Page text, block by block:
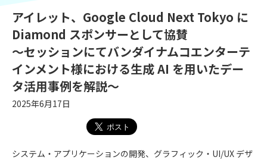
アイレット、Google Cloud Next Tokyo に
Diamond スポンサーとして協賛
〜セッションにてバンダイナムコエンターテ
インメント様における生成 AI を用いたデー
タ活用事例を解説〜
2025年6月17日
システム・アプリケーションの開発、グラフィック・UI/UX デザ